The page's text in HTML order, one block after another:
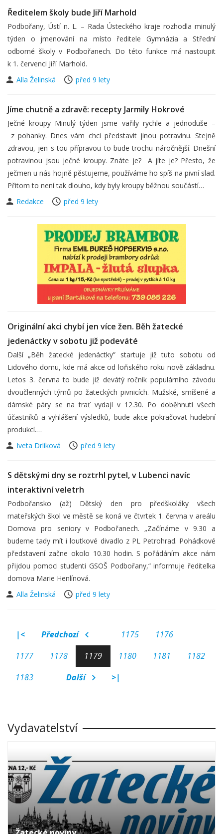
Ředitelem školy bude Jiří Marhold
Podbořany, Ústí n. L. – Rada Ústeckého kraje rozhodla minulý
týden o jmenování na místo ředitele Gymnázia a Střední
odborné školy v Podbořanech. Do této funkce má nastoupit
k 1. červenci Jiří Marhold.
Alla Želinská
před 9 lety
Jíme chutně a zdravě: recepty Jarmily Hokrové
Ječné kroupy Minulý týden jsme vařily rychle a jednoduše –
z pohanky. Dnes vám chci představit jinou potravinu. Stejně
zdravou, jen s tou přípravou to bude trochu náročnější. Dnešní
potravinou jsou ječné kroupy. Znáte je? A jíte je? Přesto, že
ječmen u nás hojně pěstujeme, používáme ho spíš na pivní slad.
Přitom to není tak dlouho, kdy byly kroupy běžnou součástí…
Redakce
před 9 lety
Originální akci chybí jen více žen. Běh žatecké
jedenáctky v sobotu již podeváté
Další „Běh žatecké jedenáctky” startuje již tuto sobotu od
Lidového domu, kde má akce od loňského roku nově základnu.
Letos 3. června to bude již devátý ročník populárního závodu
dvoučlenných týmů po žateckých pivnicích. Mužské, smíšené a
dámské páry se na trať vydají v 12.30. Po doběhnutí všech
účastníků a vyhlášení výsledků, bude akce pokračovat hudební
produkcí.…
Iveta Drlíková
před 9 lety
S dětskými dny se roztrhl pytel, v Lubenci navíc
interaktivní veletrh
Podbořansko (až) Dětský den pro předškoláky všech
mateřských škol ve městě se koná ve čtvrtek 1. června v areálu
Domova pro seniory v Podbořanech. „Začínáme v 9.30 a
budeme tady mít i loutkové divadlo z PL Petrohrad. Pohádkové
představení začne okolo 10.30 hodin. S pořádáním akce nám
přijdou pomoci studenti GSOŠ Podbořany,“ informuje ředitelka
domova Marie Henlínová.
Alla Želinská
před 9 lety
|< Předchozí 1175
1176
1177
1178 1179 1180 1181
1182
1183
Další >|
Vydavatelství